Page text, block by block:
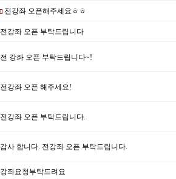
전강좌 오픈해주세요ㅎㅎ
전강좌 오픈 부탁드립니다
전 강좌 오픈 부탁드립니다~!
전강좌 오픈 해주세요!
전강좌 오픈 부탁드립니다.
감사 합니다. 전강좌 오픈 부탁드립니다.
강좌요청부탁드려요